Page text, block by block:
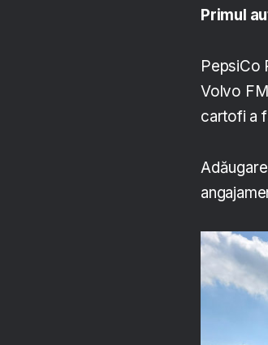
Primul
PepsiCo
Volvo
cartofi a